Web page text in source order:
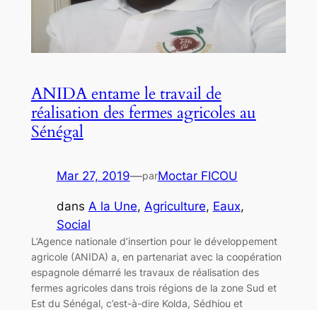
ANIDA entame le travail de
réalisation des fermes agricoles au
Sénégal
Mar 27, 2019—parMoctar FICOU
dans A la Une, Agriculture, Eaux
Social
L’Agence nationale d’insertion pour le développement
agricole (ANIDA) a, en partenariat avec la coopération
espagnole démarré les travaux de réalisation des
fermes agricoles dans trois régions de la zone Sud et
Est du Sénégal, c’est-à-dire Kolda, Sédhiou et